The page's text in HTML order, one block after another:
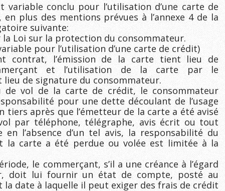
variable conclu pour l’utilisation d’une carte de
plus des mentions prévues à l’annexe 4 de la
suivante:
la Loi sur la protection du consommateur.
pour l’utilisation d’une carte de crédit)
contrat, l’émission de la carte tient lieu de
et l’utilisation de la carte par le
de signature du consommateur.
de vol de la carte de crédit, le consommateur
pour une dette découlant de l’usage
tiers après que l’émetteur de la carte a été avisé
par téléphone, télégraphe, avis écrit ou tout
en l’absence d’un tel avis, la responsabilité du
la carte a été perdue ou volée est limitée à la
le commerçant, s’il a une créance à l’égard
doit lui fournir un état de compte, posté au
la date à laquelle il peut exiger des frais de crédit